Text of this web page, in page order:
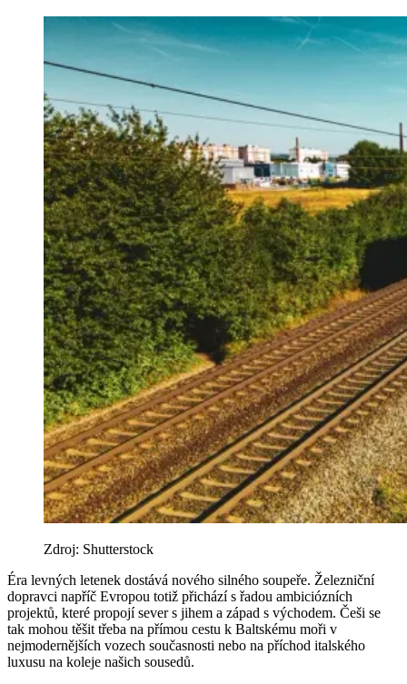
Zdroj: Shutterstock
Éra levných letenek dostává nového silného soupeře. Železniční
dopravci napříč Evropou totiž přichází s řadou ambiciózních
projektů, které propojí sever s jihem a západ s východem. Češi se
tak mohou těšit třeba na přímou cestu k Baltskému moři v
nejmodernějších vozech současnosti nebo na příchod italského
luxusu na koleje našich sousedů.